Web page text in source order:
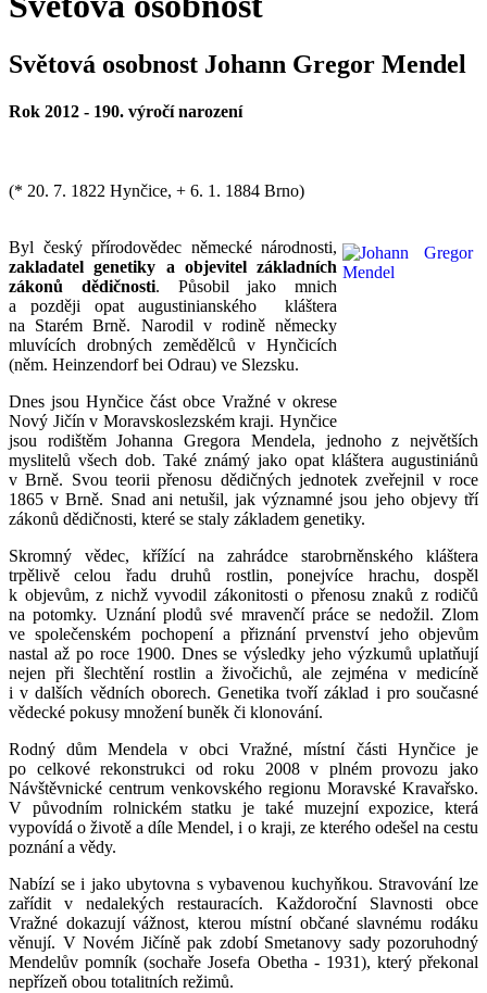
Světová osobnost Johann Gregor Mendel
Rok 2012 - 190. výročí narození
(* 20. 7. 1822 Hynčice, + 6. 1. 1884 Brno)
Byl český přírodovědec německé národnosti,
zakladatel genetiky a objevitel základních
zákonů dědičnosti. Působil jako mnich
a později opat augustinianského kláštera
na Starém Brně. Narodil v rodině německy
mluvících drobných zemědělců v Hynčicích
(něm. Heinzendorf bei Odrau) ve Slezsku.
Dnes jsou Hynčice část obce Vražné v okrese
Nový Jičín v Moravskoslezském kraji. Hynčice
jsou rodištěm Johanna Gregora Mendela, jednoho z největších
myslitelů všech dob. Také známý jako opat kláštera augustiniánů
v Brně. Svou teorii přenosu dědičných jednotek zveřejnil v roce
1865 v Brně. Snad ani netušil, jak významné jsou jeho objevy tří
zákonů dědičnosti, které se staly základem genetiky.
Skromný vědec, křížící na zahrádce starobrněnského kláštera
trpělivě celou řadu druhů rostlin, ponejvíce hrachu, dospěl
k objevům, z nichž vyvodil zákonitosti o přenosu znaků z rodičů
na potomky. Uznání plodů své mravenčí práce se nedožil. Zlom
ve společenském pochopení a přiznání prvenství jeho objevům
nastal až po roce 1900. Dnes se výsledky jeho výzkumů uplatňují
nejen při šlechtění rostlin a živočichů, ale zejména v medicíně
i v dalších vědních oborech. Genetika tvoří základ i pro současné
vědecké pokusy množení buněk či klonování.
Rodný dům Mendela v obci Vražné, místní části Hynčice je
po celkové rekonstrukci od roku 2008 v plném provozu jako
Návštěvnické centrum venkovského regionu Moravské Kravařsko.
V původním rolnickém statku je také muzejní expozice, která
vypovídá o životě a díle Mendel, i o kraji, ze kterého odešel na cestu
poznání a vědy.
Nabízí se i jako ubytovna s vybavenou kuchyňkou. Stravování lze
zařídit v nedalekých restauracích. Každoroční Slavnosti obce
Vražné dokazují vážnost, kterou místní občané slavnému rodáku
věnují. V Novém Jičíně pak zdobí Smetanovy sady pozoruhodný
Mendelův pomník (sochaře Josefa Obetha - 1931), který překonal
nepřízeň obou totalitních režimů.